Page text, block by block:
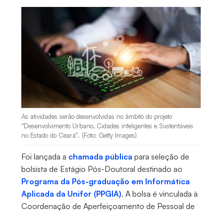
As atividades serão desenvolvidas no âmbito do projeto
“Desenvolvimento Urbano, Cidades inteligentes e Sustentáveis
no Estado do Ceará”. (Foto: Getty Images)
Foi lançada a chamada pública para seleção de
bolsista de Estágio Pós-Doutoral destinado ao
Programa da Pós-graduação em Informática
Aplicada da Unifor (PPGIA). A bolsa é vinculada à
Coordenação de Aperfeiçoamento de Pessoal de